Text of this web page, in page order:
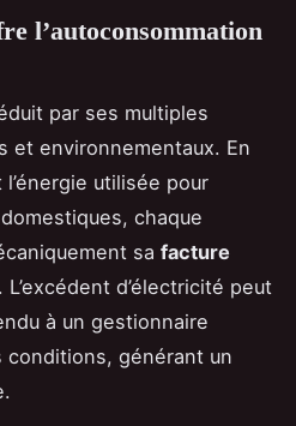
l’autoconsommation
par ses multiples
et environnementaux. En
utilisée pour
chaque
sa facture
L’excédent d’électricité peut
à un gestionnaire
générant un